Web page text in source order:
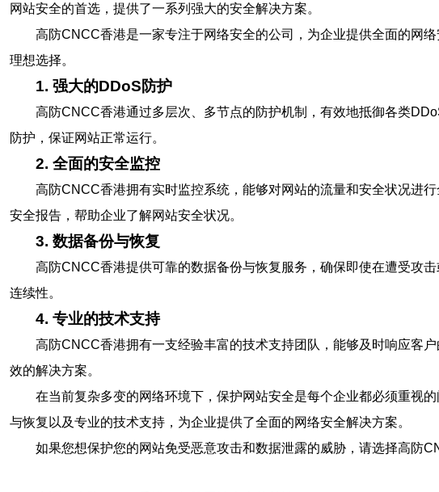
网站安全的首选，提供了一系列强大的安全解决方案。
高防CNCC香港是一家专注于网络安全的公司，为企业提供全面的网
理想选择。
1. 强大的DDoS防护
高防CNCC香港通过多层次、多节点的防护机制，有效地抵御各类
防护，保证网站正常运行。
2. 全面的安全监控
高防CNCC香港拥有实时监控系统，能够对网站的流量和安全状况进
安全报告，帮助企业了解网站安全状况。
3. 数据备份与恢复
高防CNCC香港提供可靠的数据备份与恢复服务，确保即使在遭受攻
连续性。
4. 专业的技术支持
高防CNCC香港拥有一支经验丰富的技术支持团队，能够及时响应客
效的解决方案。
在当前复杂多变的网络环境下，保护网站安全是每个企业都必须重视
与恢复以及专业的技术支持，为企业提供了全面的网络安全解决方案。
如果您想保护您的网站免受恶意攻击和数据泄露的威胁，请选择高防